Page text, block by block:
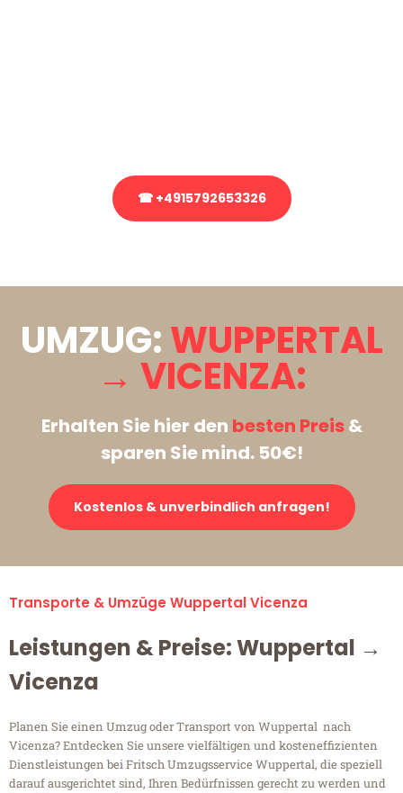
☎ +4915792653326
UMZUG:WUPPERTAL
→ VICENZA:
Erhalten Sie hier den besten Preis&
sparen Sie mind. 50€!
Kostenlos & unverbindlich anfragen!
Transporte & Umzüge Wuppertal Vicenza
Leistungen & Preise: Wuppertal →
Vicenza
Planen Sie einen Umzug oder Transport von Wuppertal nach
Vicenza? Entdecken Sie unsere vielfältigen und kosteneffizienten
Dienstleistungen bei Fritsch Umzugsservice Wuppertal, die speziell
darauf ausgerichtet sind, Ihren Bedürfnissen gerecht zu werden und